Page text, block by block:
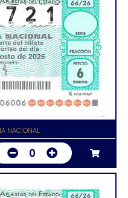
NACIONAL
0